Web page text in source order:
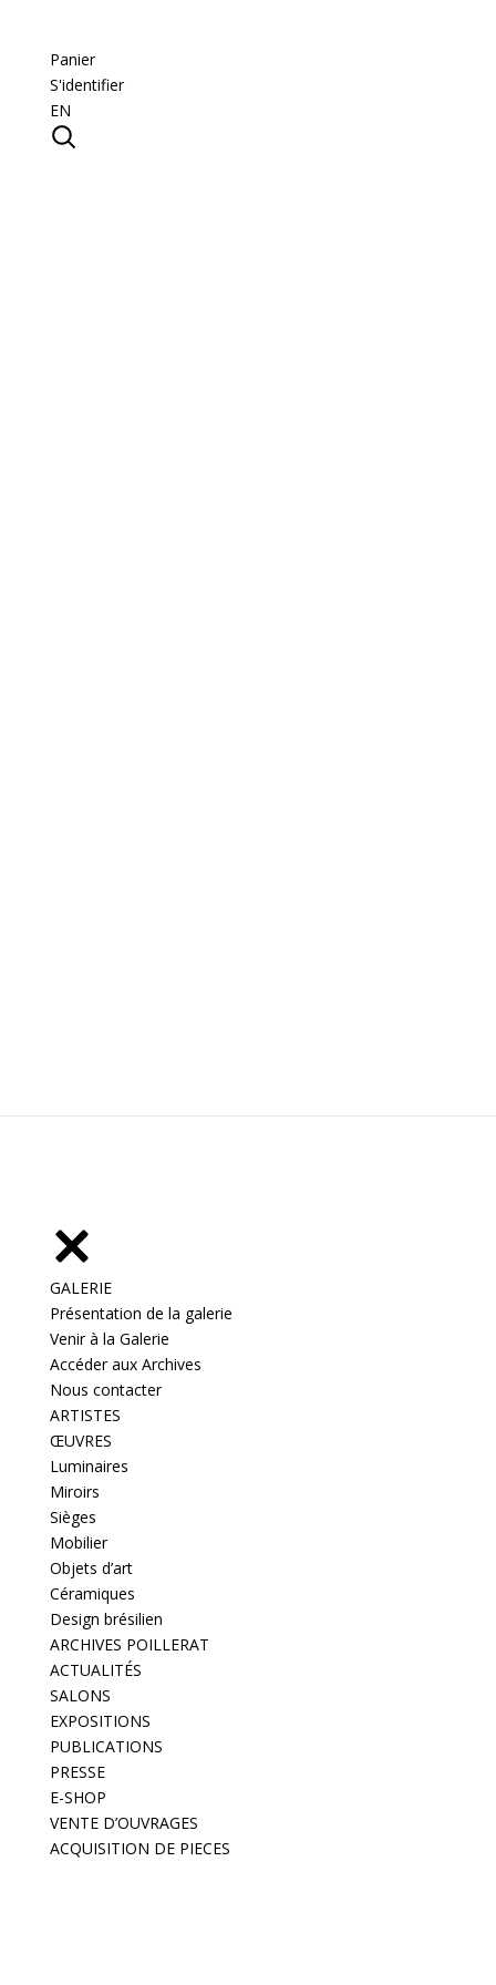
Panier
S'identifier
EN
GALERIE
Présentation de la galerie
Venir à la Galerie
Accéder aux Archives
Nous contacter
ARTISTES
ŒUVRES
Luminaires
Miroirs
Sièges
Mobilier
Objets d’art
Céramiques
Design brésilien
ARCHIVES POILLERAT
ACTUALITÉS
SALONS
EXPOSITIONS
PUBLICATIONS
PRESSE
E-SHOP
VENTE D’OUVRAGES
ACQUISITION DE PIECES